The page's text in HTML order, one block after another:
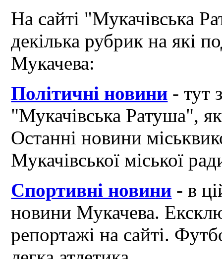
На сайті "Мукачівська
декілька рубрик на які
Мукачева:
Політичні новини - тут
"Мукачівська Ратуша",
Останні новини
Мукачівської міської
Спортивні новини - в
новини Мукачева.
репортажі на сайті.